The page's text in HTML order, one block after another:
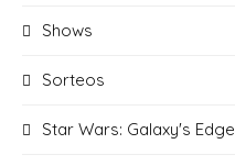
Shows
Sorteos
Star Wars: Galaxy's Edge